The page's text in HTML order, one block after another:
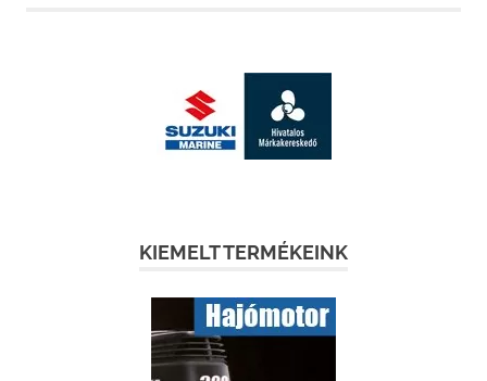
KIEMELT TERMÉKEINK